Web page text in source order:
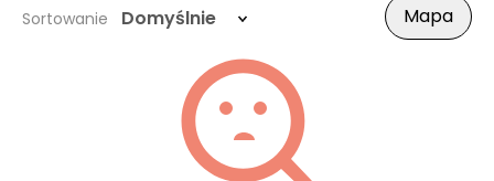
Sortowanie Domyślnie Mapa